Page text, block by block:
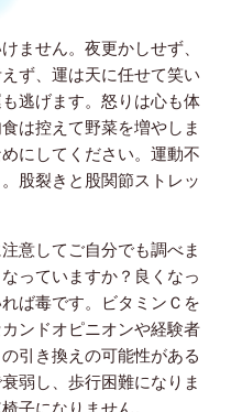
ません。夜更かしせず、
ず、運は天に任せて笑い
逃げます。怒りは心も体
は控えて野菜を増やしま
にしてください。運動不
股裂きと股関節ストレッ
意してご自分でも調べま
っていますか？良くなっ
ば毒です。ビタミンＣを
ンドオピニオンや経験者
引き換えの可能性がある
弱し、歩行困難になりま
子になりません。